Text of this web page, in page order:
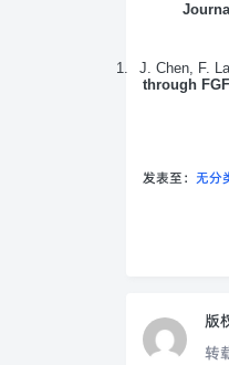
1. J. Chen, F.
through
发表至： 无分
版
转